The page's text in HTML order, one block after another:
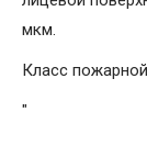
мкм.
Класс
"